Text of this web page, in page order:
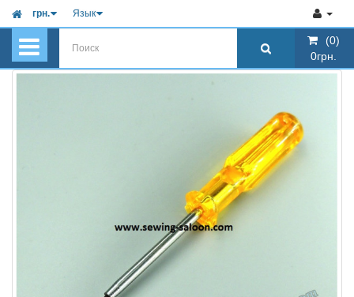
грн. Язык
(0)
0грн.